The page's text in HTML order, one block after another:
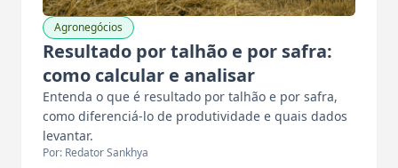
Agronegócios
Resultado por talhão e por safra:
como calcular e analisar
Entenda o que é resultado por talhão e por safra,
como diferenciá-lo de produtividade e quais dados
levantar.
Por: Redator Sankhya